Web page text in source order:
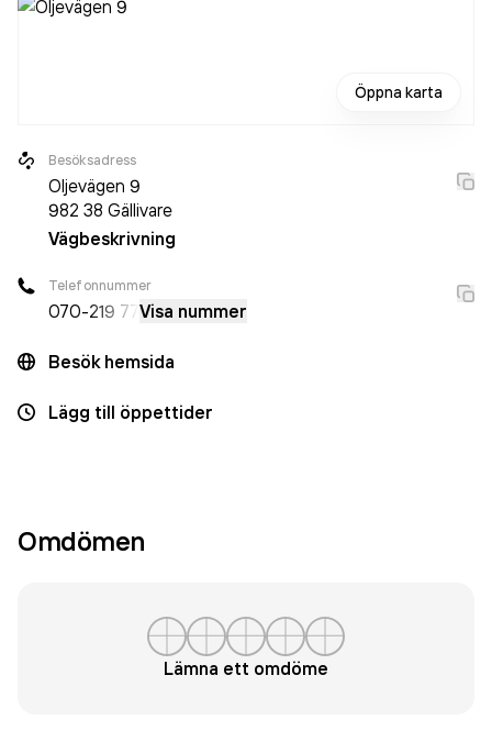
golvläggare vidareutbildas och vi lär oss nya tekniker. Blir
Öppna karta
Besöksadress
Oljevägen 9
982 38 Gällivare
Vägbeskrivning
Telefonnummer
070-219 77 Visa nummer
Besök hemsida
Lägg till öppettider
Omdömen
Lämna ett omdöme